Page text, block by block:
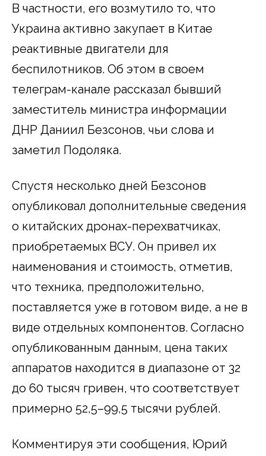
В частности, его возмутило то, что
Украина активно закупает в Китае
реактивные двигатели для
беспилотников. Об этом в своем
телеграм-канале рассказал бывший
заместитель министра информации
ДНР Даниил Безсонов, чьи слова и
заметил Подоляка.
Спустя несколько дней Безсонов
опубликовал дополнительные сведения
о китайских дронах-перехватчиках,
приобретаемых ВСУ. Он привел их
наименования и стоимость, отметив,
что техника, предположительно,
поставляется уже в готовом виде, а не в
виде отдельных компонентов. Согласно
опубликованным данным, цена таких
аппаратов находится в диапазоне от 32
до 60 тысяч гривен, что соответствует
примерно 52,5–99,5 тысячи рублей.
Комментируя эти сообщения, Юрий